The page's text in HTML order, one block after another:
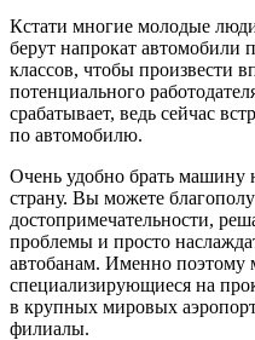
Кстати многие молодые
берут напрокат автомобили
классов, чтобы произвести
потенциального
срабатывает, ведь сейчас
по автомобилю.
Очень удобно брать машину
страну. Вы можете
достопримечательности,
проблемы и просто
автобанам. Именно
специализирующиеся на
в крупных мировых
филиалы.